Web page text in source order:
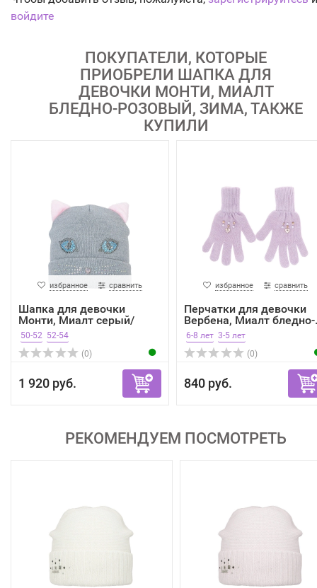
войдите
ПОКУПАТЕЛИ, КОТОРЫЕ
ПРИОБРЕЛИ ШАПКА ДЛЯ
ДЕВОЧКИ МОНТИ, МИАЛТ
БЛЕДНО-РОЗОВЫЙ, ЗИМА, ТАКЖЕ
КУПИЛИ
избранное сравнить
Шапка для девочки
Монти, Миалт серый/
меланж...
50-52 52-54
(0)
1 920 руб.
избранное сравнить
Перчатки для девочки
Вербена, Миалт бледно-
6-8 лет 3-5 лет
(0)
840 руб.
РЕКОМЕНДУЕМ ПОСМОТРЕТЬ